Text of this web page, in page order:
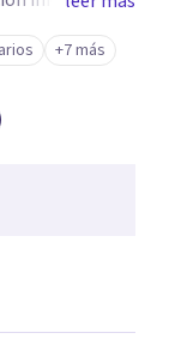
ti.
conductual,
situación y los
+7 más